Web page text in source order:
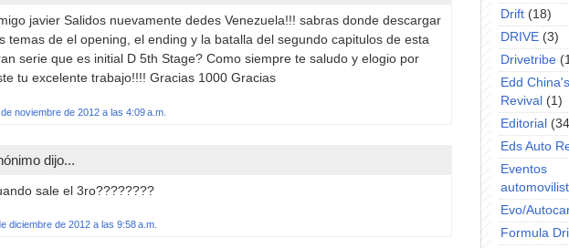
javier Salidos nuevamente dedes Venezuela!!! sabras donde descargar
temas de el opening, el ending y la batalla del segundo capitulos de esta
serie que es initial D 5th Stage? Como siempre te saludo y elogio por
tu excelente trabajo!!!! Gracias 1000 Gracias
noviembre de 2012 a las 4:09 a.m.
dijo...
sale el 3ro????????
diciembre de 2012 a las 9:58 a.m.
Drift (18)
DRIVE (3)
Drivetribe
Edd
Revival (1)
Editorial
Eds Auto
Eventos
Evo/
Formula